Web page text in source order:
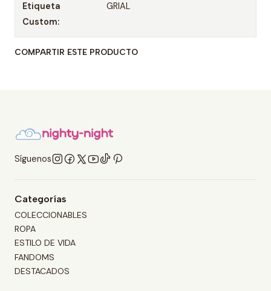
Etiqueta
Custom:
GRIAL
COMPARTIR ESTE PRODUCTO
Síguenos
Categorías
COLECCIONABLES
ROPA
ESTILO DE VIDA
FANDOMS
DESTACADOS